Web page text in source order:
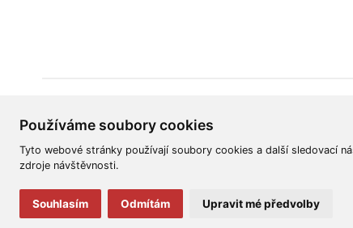
Používáme soubory cookies
Tyto webové stránky používají soubory cookies a další sledovací
zdroje návštěvnosti.
Souhlasím Odmítám Upravit mé předvolby